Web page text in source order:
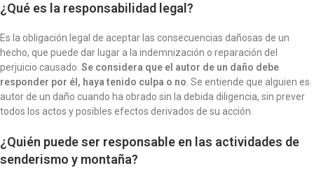
¿Qué es la responsabilidad legal?
Es la obligación legal de aceptar las consecuencias dañosas de un
hecho, que puede dar lugar a la indemnización o reparación del
perjuicio causado. Se considera que el autor de un daño debe
responder por él, haya tenido culpa o no. Se entiende que alguien es
autor de un daño cuando ha obrado sin la debida diligencia, sin prever
todos los actos y posibles efectos derivados de su acción.
¿Quién puede ser responsable en las actividades de
senderismo y montaña?